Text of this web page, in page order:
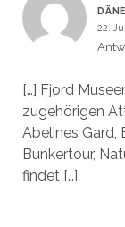
22.
[…] Fjord
zugehörigen
Abelines Gard,
Bunkertour,
findet […]